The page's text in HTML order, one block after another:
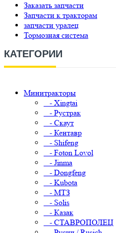
Заказать запчасти
Запчасти к тракторам
запчасти уралец
Тормозная система
КАТЕГОРИИ
Минитракторы
- Xingtai
- Рустрак
- Скаут
- Кентавр
- Shifeng
- Foton Lovol
- Jinma
- Dongfeng
- Kubota
- МТЗ
- Solis
- Казак
- СТАВРОПОЛЕЦ